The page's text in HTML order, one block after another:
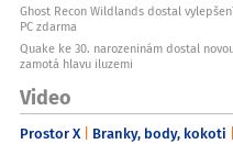
Ghost Recon Wildlands dostal
PC zdarma
Quake ke 30. narozeninám dostal
zamotá hlavu iluzemi
Video
Prostor X Branky, body, kokoti